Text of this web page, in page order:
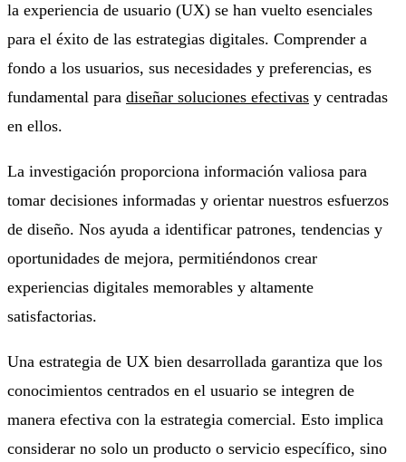
la experiencia de usuario (UX) se han vuelto esenciales
para el éxito de las estrategias digitales. Comprender a
fondo a los usuarios, sus necesidades y preferencias, es
fundamental para diseñar soluciones efectivas y centradas
en ellos.
La investigación proporciona información valiosa para
tomar decisiones informadas y orientar nuestros esfuerzos
de diseño. Nos ayuda a identificar patrones, tendencias y
oportunidades de mejora, permitiéndonos crear
experiencias digitales memorables y altamente
satisfactorias.
Una estrategia de UX bien desarrollada garantiza que los
conocimientos centrados en el usuario se integren de
manera efectiva con la estrategia comercial. Esto implica
considerar no solo un producto o servicio específico, sino